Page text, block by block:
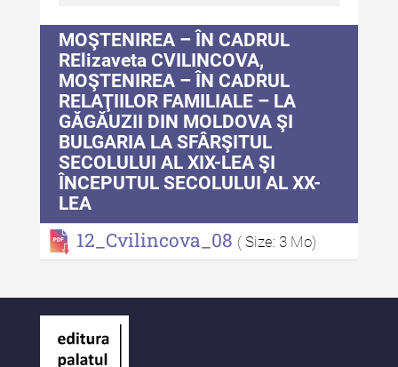
și Conservare-Restaurare a
Patrimoniului - 2021
Buletinul Centrului de Cercetare
și Conservare-Restaurare a
Patrimoniului - 2020
Buletinul Centrului de Cercetare
și Conservare-Restaurare a
Patrimoniului - 2019
Indexul Complet
MediCult - Revista de mediere
MOŞTENIREA – ÎN CADRUL
RElizaveta CVILINCOVA,
MOŞTENIREA – ÎN CADRUL
RELAŢIILOR FAMILIALE – LA
GĂGĂUZII DIN MOLDOVA ŞI
BULGARIA LA SFÂRŞITUL
SECOLULUI AL XIX-LEA ŞI
ÎNCEPUTUL SECOLULUI AL XX-
LEA
12_Cvilincova_08 ( Size: 3 Mo)